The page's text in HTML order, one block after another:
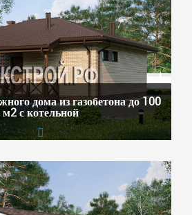
дома из газобетона до 100
м2 с котельной